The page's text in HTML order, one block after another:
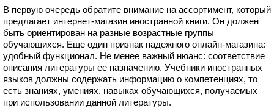
В первую очередь обратите внимание на ассортимент, который
предлагает интернет-магазин иностранной книги. Он должен
быть ориентирован на разные возрастные группы
обучающихся. Еще один признак надежного онлайн-магазина:
удобный функционал. Не менее важный нюанс: соответствие
описания литературы ее назначению. Учебники иностранных
языков должны содержать информацию о компетенциях, то
есть знаниях, умениях, навыках обучающихся, получаемых
при использовании данной литературы.